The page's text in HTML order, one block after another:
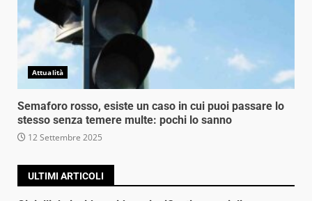
Attualità
Semaforo rosso, esiste un caso in cui puoi passare lo
stesso senza temere multe: pochi lo sanno
12 Settembre 2025
ULTIMI ARTICOLI